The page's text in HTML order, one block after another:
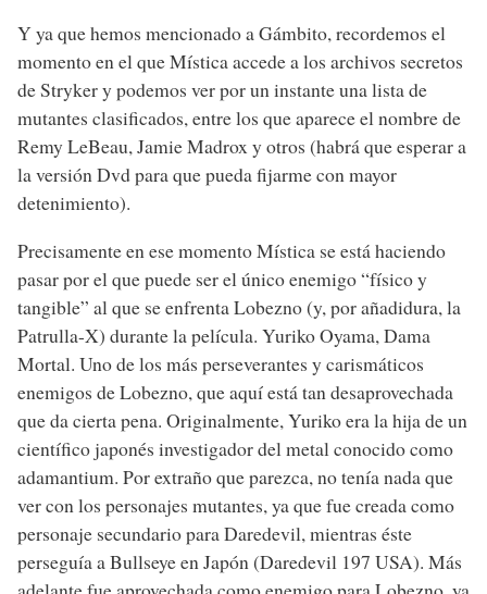
Y ya que hemos mencionado a Gámbito, recordemos el
momento en el que Mística accede a los archivos secretos
de Stryker y podemos ver por un instante una lista de
mutantes clasificados, entre los que aparece el nombre de
Remy LeBeau, Jamie Madrox y otros (habrá que esperar a
la versión Dvd para que pueda fijarme con mayor
detenimiento).
Precisamente en ese momento Mística se está haciendo
pasar por el que puede ser el único enemigo “físico y
tangible” al que se enfrenta Lobezno (y, por añadidura, la
Patrulla-X) durante la película. Yuriko Oyama, Dama
Mortal. Uno de los más perseverantes y carismáticos
enemigos de Lobezno, que aquí está tan desaprovechada
que da cierta pena. Originalmente, Yuriko era la hija de un
científico japonés investigador del metal conocido como
adamantium. Por extraño que parezca, no tenía nada que
ver con los personajes mutantes, ya que fue creada como
personaje secundario para Daredevil, mientras éste
perseguía a Bullseye en Japón (Daredevil 197 USA). Más